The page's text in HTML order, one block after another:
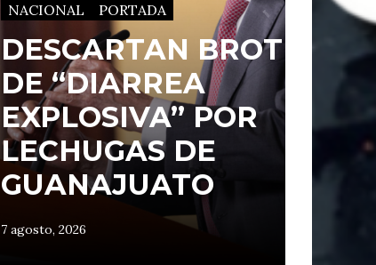
NACIONAL PORTADA
DESCARTAN BROTE
DE “DIARREA
EXPLOSIVA” POR
LECHUGAS DE
GUANAJUATO
7 agosto, 2026